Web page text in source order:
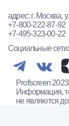
адрес: г. Москва,
+7-800-222-87-92
+7-495-323-00-22
Социальные сети:
Profscreen
Информация,
не являются